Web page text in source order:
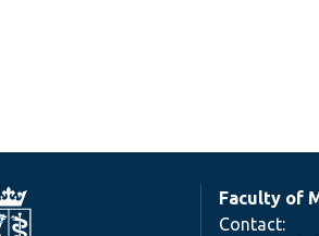
Faculty of
Contact: